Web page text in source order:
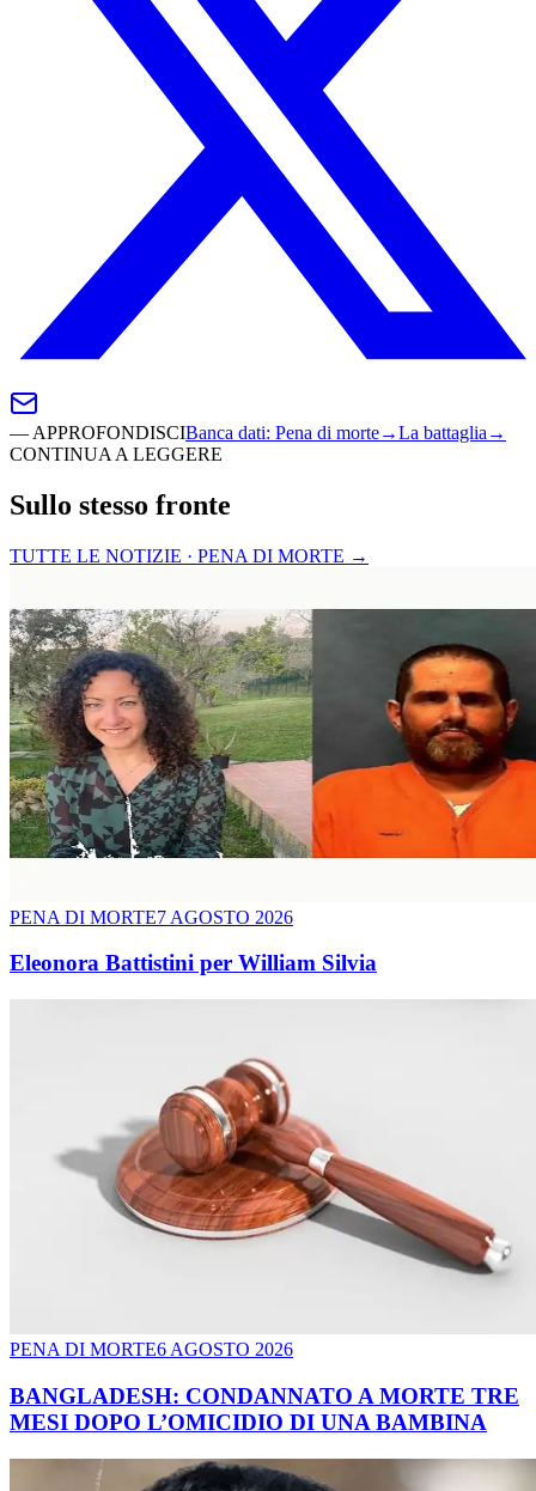
— APPROFONDISCIBanca dati: Pena di morte→La battaglia →
CONTINUA A LEGGERE
Sullo stesso fronte
TUTTE LE NOTIZIE · PENA DI MORTE →
PENA DI MORTE7 AGOSTO 2026
Eleonora Battistini per William Silvia
PENA DI MORTE6 AGOSTO 2026
BANGLADESH: CONDANNATO A MORTE TRE
MESI DOPO L’OMICIDIO DI UNA BAMBINA